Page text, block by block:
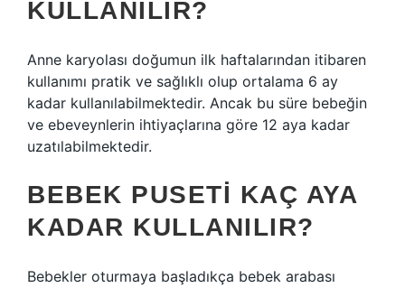
KULLANILIR?
Anne karyolası doğumun ilk haftalarından itibaren
kullanımı pratik ve sağlıklı olup ortalama 6 ay
kadar kullanılabilmektedir. Ancak bu süre bebeğin
ve ebeveynlerin ihtiyaçlarına göre 12 aya kadar
uzatılabilmektedir.
BEBEK PUSETI KAÇ AYA
KADAR KULLANILIR?
Bebekler oturmaya başladıkça bebek arabası